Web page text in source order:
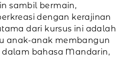
sambil bermain,
dengan kerajinan
dari kursus ini adalah
anak-anak membangun
bahasa Mandarin,